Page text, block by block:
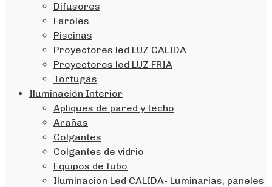
Difusores
Faroles
Piscinas
Proyectores led LUZ CALIDA
Proyectores led LUZ FRIA
Tortugas
Iluminación Interior
Apliques de pared y techo
Arañas
Colgantes
Colgantes de vidrio
Equipos de tubo
Iluminacion Led CALIDA- Luminarias, paneles